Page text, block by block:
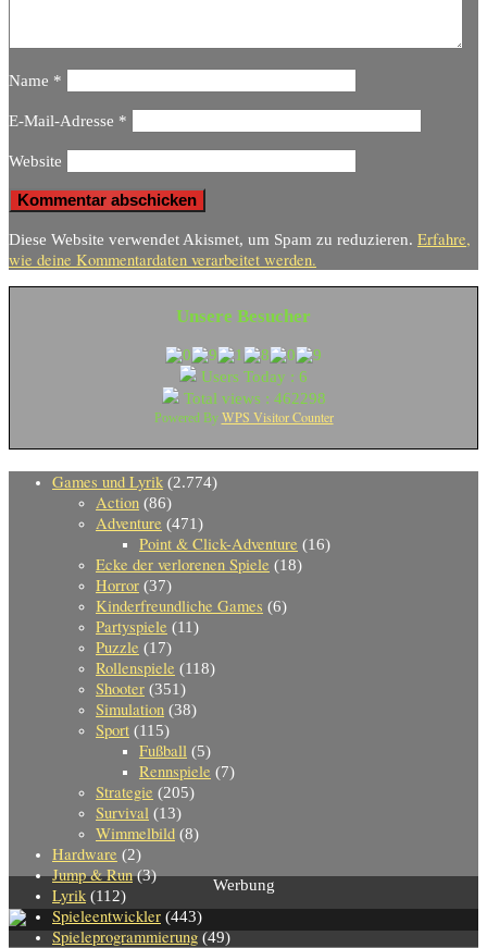
Name *
E-Mail-Adresse *
Website
Diese Website verwendet Akismet, um Spam zu reduzieren. Erfahre,
wie deine Kommentardaten verarbeitet werden.
Unsere Besucher
Users Today : 6
Total views : 462298
Powered By WPS Visitor Counter
Games und Lyrik (2.774)
Action (86)
Adventure (471)
Point & Click-Adventure (16)
Ecke der verlorenen Spiele (18)
Horror (37)
Kinderfreundliche Games (6)
Partyspiele (11)
Puzzle (17)
Rollenspiele (118)
Shooter (351)
Simulation (38)
Sport (115)
Fußball (5)
Rennspiele (7)
Strategie (205)
Survival (13)
Wimmelbild (8)
Hardware (2)
Jump & Run(3)
Lyrik (112)
Spieleentwickler (443)
Spieleprogrammierung (49)
Werbung